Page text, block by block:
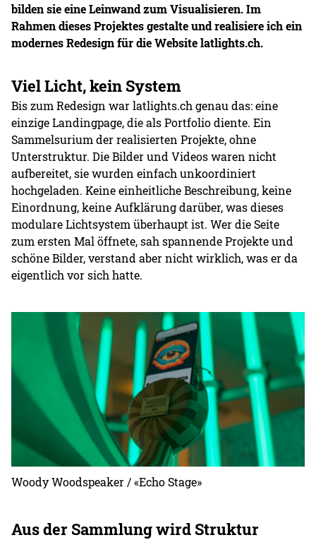
bilden sie eine Leinwand zum Visualisieren. Im
Rahmen dieses Projektes gestalte und realisiere ich ein
modernes Redesign für die Website latlights.ch.
Viel Licht, kein System
Bis zum Redesign war latlights.ch genau das: eine
einzige Landingpage, die als Portfolio diente. Ein
Sammelsurium der realisierten Projekte, ohne
Unterstruktur. Die Bilder und Videos waren nicht
aufbereitet, sie wurden einfach unkoordiniert
hochgeladen. Keine einheitliche Beschreibung, keine
Einordnung, keine Aufklärung darüber, was dieses
modulare Lichtsystem überhaupt ist. Wer die Seite
zum ersten Mal öffnete, sah spannende Projekte und
schöne Bilder, verstand aber nicht wirklich, was er da
eigentlich vor sich hatte.
Woody Woodspeaker / «Echo Stage»
Aus der Sammlung wird Struktur